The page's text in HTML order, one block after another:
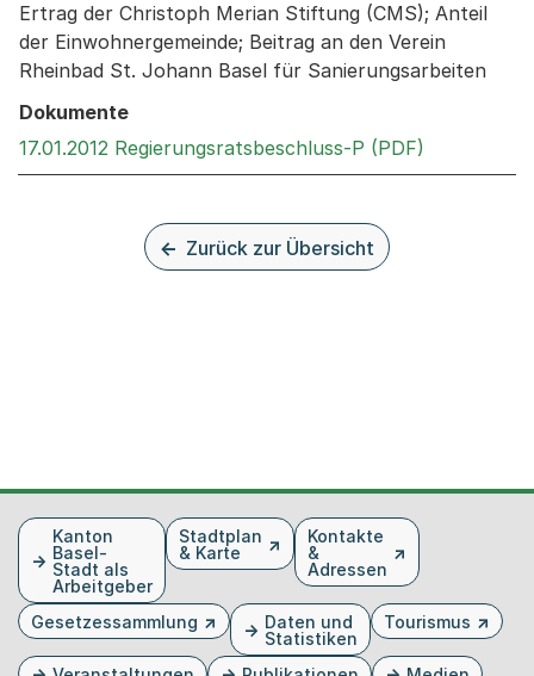
Ertrag der Christoph Merian Stiftung (CMS); Anteil
der Einwohnergemeinde; Beitrag an den Verein
Rheinbad St. Johann Basel für Sanierungsarbeiten
Dokumente
17.01.2012 Regierungsratsbeschluss-P (PDF)
Zurück zur Übersicht
FusszeileKanton
Basel-
Stadt als
Arbeitgeber
Stadtplan
& Karte
Kontakte
&
Adressen
Gesetzessammlung
Daten und
Statistiken
Tourismus